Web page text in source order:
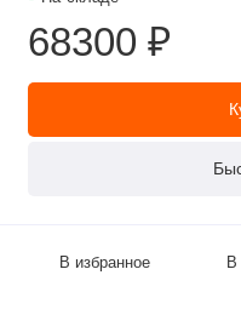
68300 ₽
В избранное В